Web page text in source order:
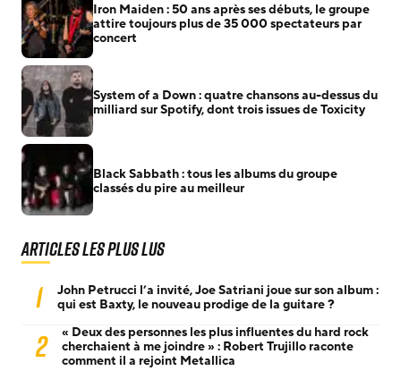
Iron Maiden : 50 ans après ses débuts, le groupe
attire toujours plus de 35 000 spectateurs par
concert
System of a Down : quatre chansons au-dessus du
milliard sur Spotify, dont trois issues de Toxicity
Black Sabbath : tous les albums du groupe
classés du pire au meilleur
Articles les plus lus
1
John Petrucci l’a invité, Joe Satriani joue sur son album :
qui est Baxty, le nouveau prodige de la guitare ?
2
« Deux des personnes les plus influentes du hard rock
cherchaient à me joindre » : Robert Trujillo raconte
comment il a rejoint Metallica